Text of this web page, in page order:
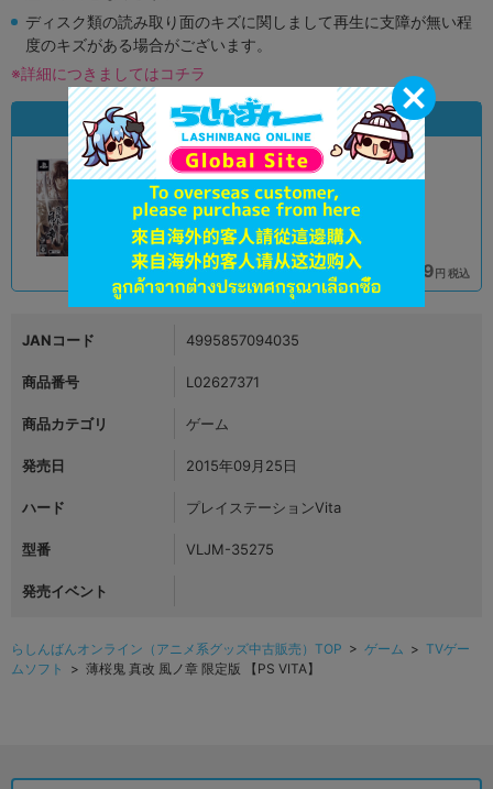
ディスク類の読み取り面のキズに関しまして再生に支障が無い程
度のキズがある場合がございます。
※詳細につきましてはコチラ
状態違いの同一商品
状態 : A
新座流通センター
在庫あり 790 円 税込
状態 :B
在庫あり 999 円 税込
JANコード 4995857094035
商品番号 L02627371
商品カテゴリ ゲーム
発売日 2015年09月25日
ハード プレイステーションVita
型番 VLJM-35275
発売イベント
らしんばんオンライン（アニメ系グッズ中古販売）TOP > ゲーム > TVゲー
ムソフト
> 薄桜鬼 真改 風ノ章 限定版 【PS VITA】